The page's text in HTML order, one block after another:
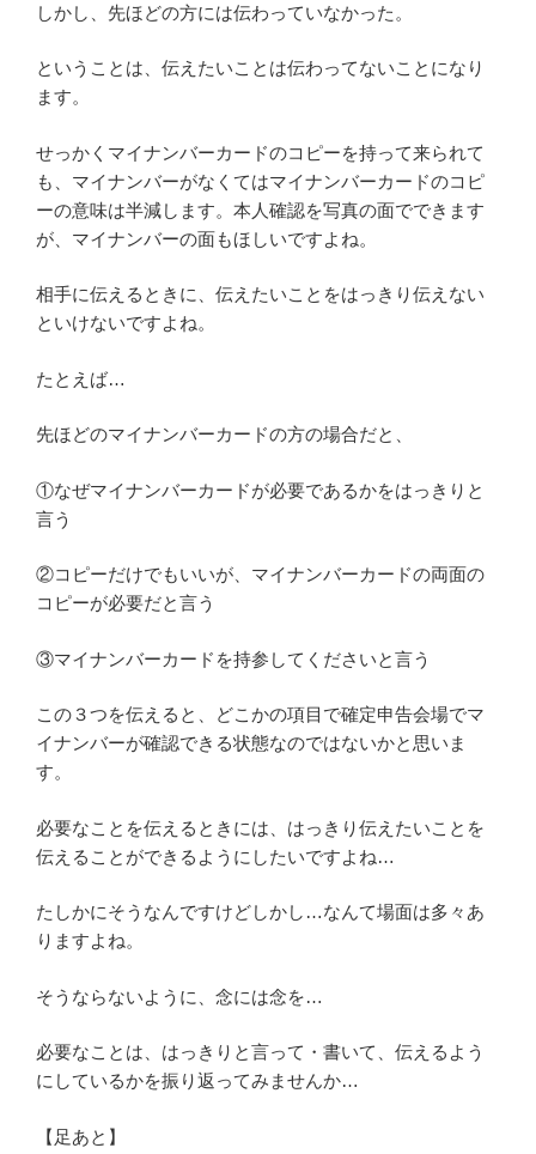
しかし、先ほどの方には伝わっていなかった。
ということは、伝えたいことは伝わってないことになり
ます。
せっかくマイナンバーカードのコピーを持って来られて
も、マイナンバーがなくてはマイナンバーカードのコピ
ーの意味は半減します。本人確認を写真の面でできます
が、マイナンバーの面もほしいですよね。
相手に伝えるときに、伝えたいことをはっきり伝えない
といけないですよね。
たとえば…
先ほどのマイナンバーカードの方の場合だと、
①なぜマイナンバーカードが必要であるかをはっきりと
言う
②コピーだけでもいいが、マイナンバーカードの両面の
コピーが必要だと言う
③マイナンバーカードを持参してくださいと言う
この３つを伝えると、どこかの項目で確定申告会場でマ
イナンバーが確認できる状態なのではないかと思いま
す。
必要なことを伝えるときには、はっきり伝えたいことを
伝えることができるようにしたいですよね…
たしかにそうなんですけどしかし…なんて場面は多々あ
りますよね。
そうならないように、念には念を…
必要なことは、はっきりと言って・書いて、伝えるよう
にしているかを振り返ってみませんか…
【足あと】